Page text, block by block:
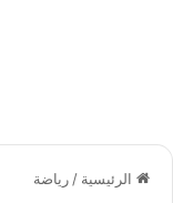
الرئيسية / رياضة